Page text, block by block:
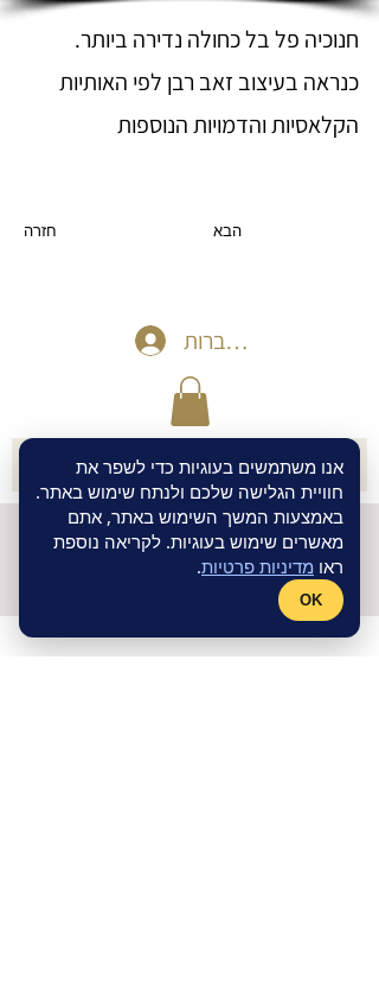
אנו משתמשים בעוגיות כדי לשפר את
חוויית הגלישה שלכם ולנתח שימוש באתר.
באמצעות המשך השימוש באתר, אתם
מאשרים שימוש בעוגיות. לקריאה נוספת
ראו מדיניות פרטיות.
OK
חנוכיה פל בל כחולה נדירה ביותר.
כנראה בעיצוב זאב רבן לפי האותיות
הקלאסיות והדמויות הנוספות
חזרה הבא
להתחברות
©חנות אינטרנטית- אתר תדמית Wix
Masterמקבוצת